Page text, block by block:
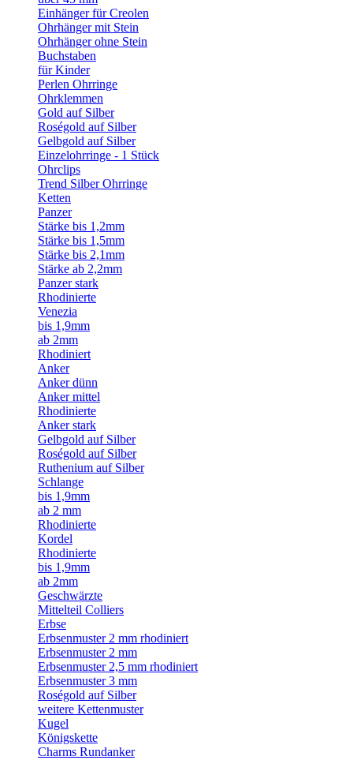
Einhänger für Creolen
Ohrhänger mit Stein
Ohrhänger ohne Stein
Buchstaben
für Kinder
Perlen Ohrringe
Ohrklemmen
Gold auf Silber
Roségold auf Silber
Gelbgold auf Silber
Einzelohrringe - 1 Stück
Ohrclips
Trend Silber Ohrringe
Ketten
Panzer
Stärke bis 1,2mm
Stärke bis 1,5mm
Stärke bis 2,1mm
Stärke ab 2,2mm
Panzer stark
Rhodinierte
Venezia
bis 1,9mm
ab 2mm
Rhodiniert
Anker
Anker dünn
Anker mittel
Rhodinierte
Anker stark
Gelbgold auf Silber
Roségold auf Silber
Ruthenium auf Silber
Schlange
bis 1,9mm
ab 2 mm
Rhodinierte
Kordel
Rhodinierte
bis 1,9mm
ab 2mm
Geschwärzte
Mittelteil Colliers
Erbse
Erbsenmuster 2 mm rhodiniert
Erbsenmuster 2 mm
Erbsenmuster 2,5 mm rhodiniert
Erbsenmuster 3 mm
Roségold auf Silber
weitere Kettenmuster
Kugel
Königskette
Charms Rundanker